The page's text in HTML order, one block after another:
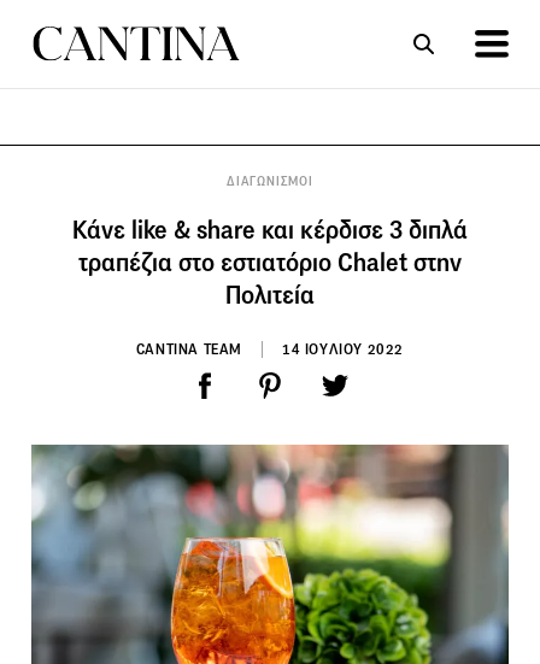
ΔΙΑΓΩΝΙΣΜΟΙ
Κάνε like & share και κέρδισε 3 διπλά
τραπέζια στο εστιατόριο Chalet στην
Πολιτεία
CANTINA TEAM 14 ΙΟΥΛΙΟΥ 2022